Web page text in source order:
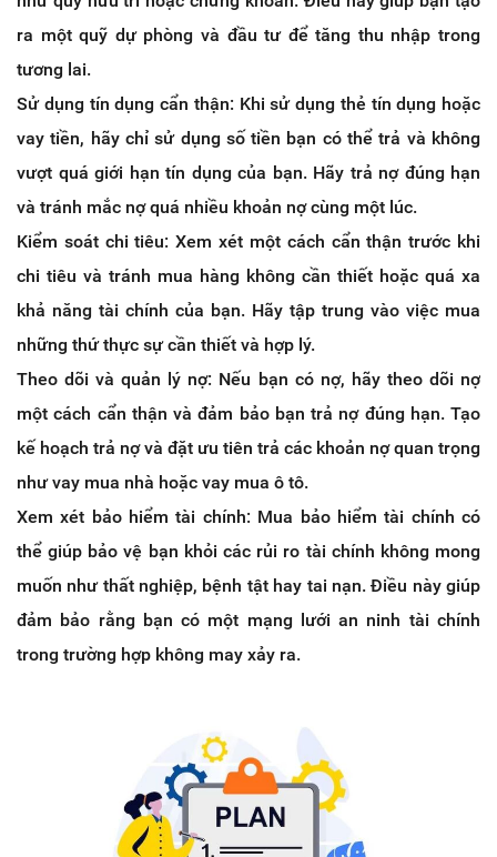
ra một quỹ dự phòng và đầu tư để tăng thu nhập trong
tương lai.
Sử dụng tín dụng cẩn thận: Khi sử dụng thẻ tín dụng hoặc
vay tiền, hãy chỉ sử dụng số tiền bạn có thể trả và không
vượt quá giới hạn tín dụng của bạn. Hãy trả nợ đúng hạn
và tránh mắc nợ quá nhiều khoản nợ cùng một lúc.
Kiểm soát chi tiêu: Xem xét một cách cẩn thận trước khi
chi tiêu và tránh mua hàng không cần thiết hoặc quá xa
khả năng tài chính của bạn. Hãy tập trung vào việc mua
những thứ thực sự cần thiết và hợp lý.
Theo dõi và quản lý nợ: Nếu bạn có nợ, hãy theo dõi nợ
một cách cẩn thận và đảm bảo bạn trả nợ đúng hạn. Tạo
kế hoạch trả nợ và đặt ưu tiên trả các khoản nợ quan trọng
như vay mua nhà hoặc vay mua ô tô.
Xem xét bảo hiểm tài chính: Mua bảo hiểm tài chính có
thể giúp bảo vệ bạn khỏi các rủi ro tài chính không mong
muốn như thất nghiệp, bệnh tật hay tai nạn. Điều này giúp
đảm bảo rằng bạn có một mạng lưới an ninh tài chính
trong trường hợp không may xảy ra.